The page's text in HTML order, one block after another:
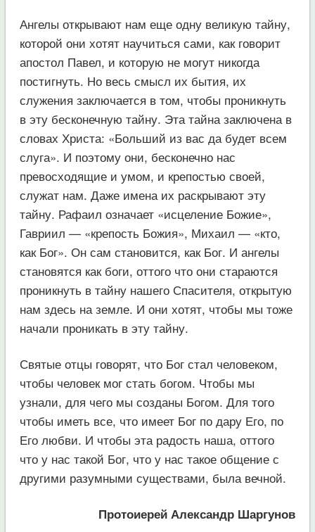
Ангелы открывают нам еще одну великую тайну,
которой они хотят научиться сами, как говорит
апостол Павел, и которую не могут никогда
постигнуть. Но весь смысл их бытия, их
служения заключается в том, чтобы проникнуть
в эту бесконечную тайну. Эта тайна заключена в
словах Христа: «Больший из вас да будет всем
слуга». И поэтому они, бесконечно нас
превосходящие и умом, и крепостью своей,
служат нам. Даже имена их раскрывают эту
тайну. Рафаил означает «исцеление Божие»,
Гавриил — «крепость Божия», Михаил — «кто,
как Бог». Он сам становится, как Бог. И ангелы
становятся как боги, оттого что они стараются
проникнуть в тайну нашего Спасителя, открытую
нам здесь на земле. И они хотят, чтобы мы тоже
начали проникать в эту тайну.
Святые отцы говорят, что Бог стал человеком,
чтобы человек мог стать богом. Чтобы мы
узнали, для чего мы созданы Богом. Для того
чтобы иметь все, что имеет Бог по дару Его, по
Его любви. И чтобы эта радость наша, оттого
что у нас такой Бог, что у нас такое общение с
другими разумными существами, была вечной.
Протоиерей Александр Шаргунов